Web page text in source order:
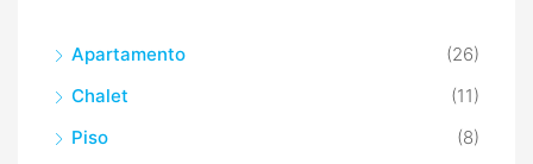
Apartamento
(26)
Chalet
(11)
Piso
(8)